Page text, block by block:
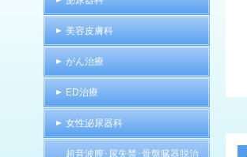
美容皮膚科
がん治療
ED治療
女性泌尿器科
超音波膣･尿失禁･骨盤臓器脱治